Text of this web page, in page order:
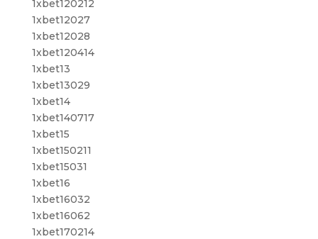
1xbet120212
1xbet12027
1xbet12028
1xbet120414
1xbet13
1xbet13029
1xbet14
1xbet140717
1xbet15
1xbet150211
1xbet15031
1xbet16
1xbet16032
1xbet16062
1xbet170214